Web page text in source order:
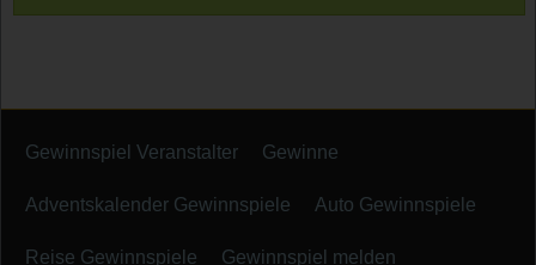
Gewinnspiel Veranstalter Gewinne
Adventskalender Gewinnspiele Auto Gewinnspiele
Reise Gewinnspiele Gewinnspiel melden